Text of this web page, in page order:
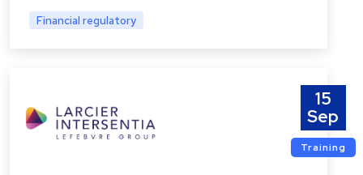
Financial regulatory
15
Sep
Training